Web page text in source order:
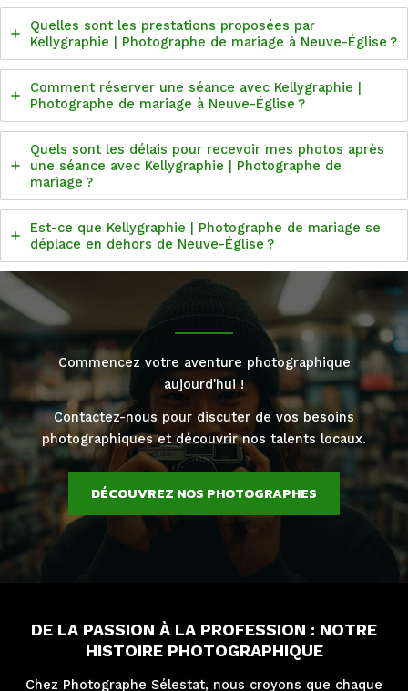
Quelles sont les prestations proposées par
Kellygraphie | Photographe de mariage à Neuve-Église ?
Comment réserver une séance avec Kellygraphie |
Photographe de mariage à Neuve-Église ?
Quels sont les délais pour recevoir mes photos après
une séance avec Kellygraphie | Photographe de
mariage ?
Est-ce que Kellygraphie | Photographe de mariage se
déplace en dehors de Neuve-Église ?
Commencez votre aventure photographique
aujourd'hui !
Contactez-nous pour discuter de vos besoins
photographiques et découvrir nos talents locaux.
DÉCOUVREZ NOS PHOTOGRAPHES
DE LA PASSION À LA PROFESSION : NOTRE
HISTOIRE PHOTOGRAPHIQUE
Chez Photographe Sélestat, nous croyons que chaque